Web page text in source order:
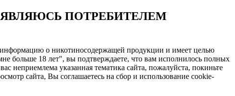
ПОТРЕБИТЕЛЕМ
о никотиносодержащей продукции и имеет целью
больше 18 лет", вы подтверждаете, что вам исполнилось полных
неприемлема указанная тематика сайта, пожалуйста, покиньте
сайта, Вы соглашаетесь на сбор и использование cookie-